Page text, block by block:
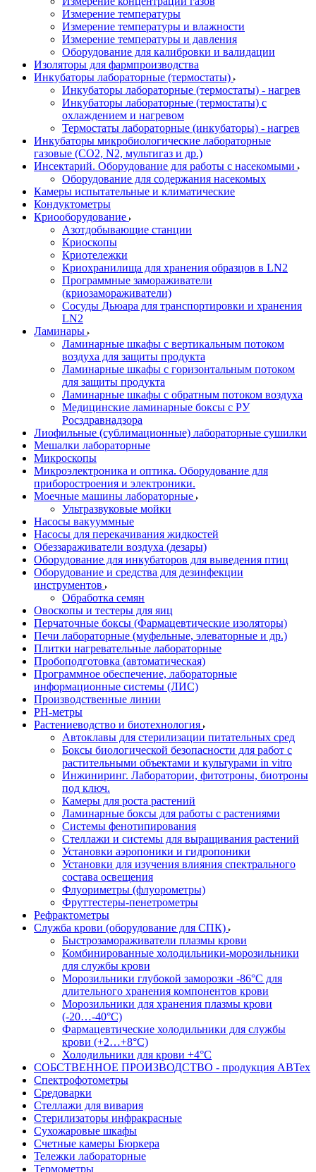
Измерение температуры
Измерение температуры и влажности
Измерение температуры и давления
Оборудование для калибровки и валидации
Изоляторы для фармпроизводства
Инкубаторы лабораторные (термостаты)
Инкубаторы лабораторные (термостаты) - нагрев
Инкубаторы лабораторные (термостаты) с
охлаждением и нагревом
Термостаты лабораторные (инкубаторы) - нагрев
Инкубаторы микробиологические лабораторные
газовые (CO2, N2, мультигаз и др.)
Инсектарий. Оборудование для работы с насекомыми
Оборудование для содержания насекомых
Камеры испытательные и климатические
Кондуктометры
Криооборудование
Азотдобывающие станции
Криоскопы
Криотележки
Криохранилища для хранения образцов в LN2
Программные замораживатели
(криозамораживатели)
Сосуды Дьюара для транспортировки и хранения
LN2
Ламинары
Ламинарные шкафы с вертикальным потоком
воздуха для защиты продукта
Ламинарные шкафы с горизонтальным потоком
для защиты продукта
Ламинарные шкафы с обратным потоком воздуха
Медицинские ламинарные боксы с РУ
Росздравнадзора
Лиофильные (сублимационные) лабораторные сушилки
Мешалки лабораторные
Микроскопы
Микроэлектроника и оптика. Оборудование для
приборостроения и электроники.
Моечные машины лабораторные
Ультразвуковые мойки
Насосы вакууммные
Насосы для перекачивания жидкостей
Обеззараживатели воздуха (дезары)
Оборудование для инкубаторов для выведения птиц
Оборудование и средства для дезинфекции
инструментов
Обработка семян
Овоскопы и тестеры для яиц
Перчаточные боксы (Фармацевтические изоляторы)
Печи лабораторные (муфельные, элеваторные и др.)
Плитки нагревательные лабораторные
Пробоподготовка (автоматическая)
Программное обеспечение, лабораторные
информационные системы (ЛИС)
Производственные линии
РH-метры
Растениеводство и биотехнология
Автоклавы для стерилизации питательных сред
Боксы биологической безопасности для работ с
растительными объектами и культурами in vitro
Инжиниринг. Лаборатории, фитотроны, биотроны
под ключ.
Камеры для роста растений
Ламинарные боксы для работы с растениями
Системы фенотипирования
Стеллажи и системы для выращивания растений
Установки аэропоники и гидропоники
Установки для изучения влияния спектрального
состава освещения
Флуориметры (флуорометры)
Фруттестеры-пенетрометры
Рефрактометры
Служба крови (оборудование для СПК)
Быстрозамораживатели плазмы крови
Комбинированные холодильники-морозильники
для службы крови
Морозильники глубокой заморозки -86°С для
длительного хранения компонентов крови
Морозильники для хранения плазмы крови
(-20…-40°С)
Фармацевтические холодильники для службы
крови (+2…+8°С)
Холодильники для крови +4°С
СОБСТВЕННОЕ ПРОИЗВОДСТВО - продукция АВТех
Спектрофотометры
Средоварки
Стеллажи для вивария
Стерилизаторы инфракрасные
Сухожаровые шкафы
Счетные камеры Бюркера
Тележки лабораторные
Термометры